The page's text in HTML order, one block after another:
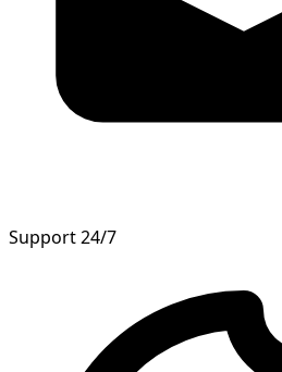
Support 24/7